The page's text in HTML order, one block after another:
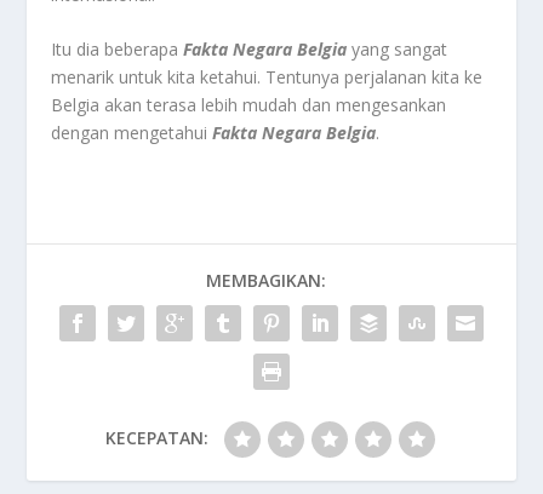
Itu dia beberapaFakta Negara Belgia yang sangat
menarik untuk kita ketahui. Tentunya perjalanan kita ke
Belgia akan terasa lebih mudah dan mengesankan
dengan mengetahuiFakta Negara Belgia.
MEMBAGIKAN:
KECEPATAN: